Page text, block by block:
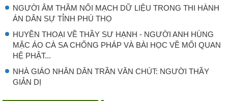
NGƯỜI ÂM THẦM NỐI MẠCH DỮ LIỆU TRONG THI HÀNH
ÁN DÂN SỰ TỈNH PHÚ THỌ
HUYỀN THOẠI VỀ THẦY SƯ HẠNH - NGƯỜI ANH HÙNG
MẶC ÁO CÀ SA CHỐNG PHÁP VÀ BÀI HỌC VỀ MỐI QUAN
HỆ PHẬT...
NHÀ GIÁO NHÂN DÂN TRẦN VĂN CHÚT: NGƯỜI THẦY
GIẢN DỊ